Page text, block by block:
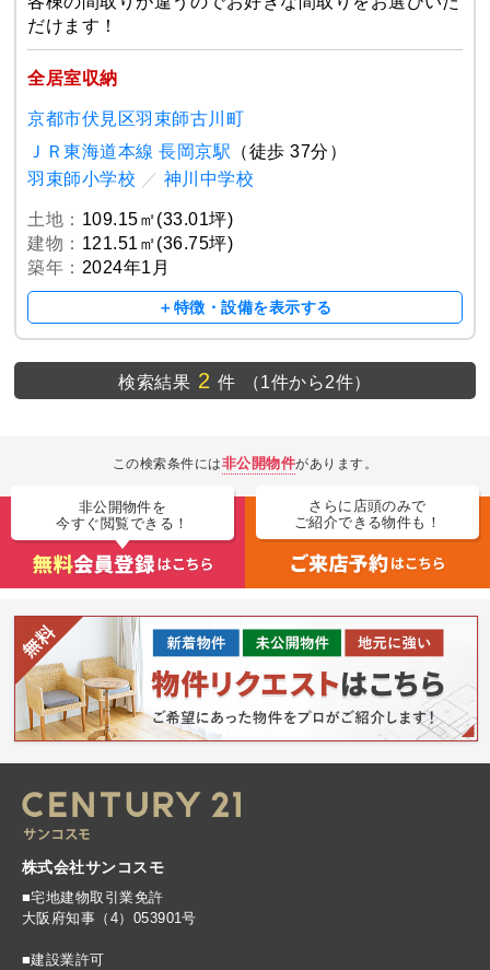
だけます！
全居室収納
京都市伏見区羽束師古川町
ＪＲ東海道本線 長岡京駅 （徒歩 37分）
羽束師小学校 ／ 神川中学校
土地： 109.15㎡(33.01坪)
建物： 121.51㎡(36.75坪)
築年： 2024年1月
＋特徴・設備を表示する
検索結果 2 件 （1件から2件）
この検索条件には非公開物件があります。
非公開物件を
今すぐ閲覧できる！
さらに店頭のみで
ご紹介できる物件も！
株式会社サンコスモ
■宅地建物取引業免許
大阪府知事（4）053901号
■建設業許可